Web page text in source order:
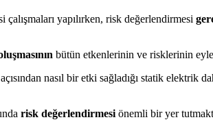
yapılırken, risk değerlendirmesi
bütün etkenlerinin ve risklerinin
nasıl bir etki sağladığı statik elektrik
risk değerlendirmesi önemli bir yer